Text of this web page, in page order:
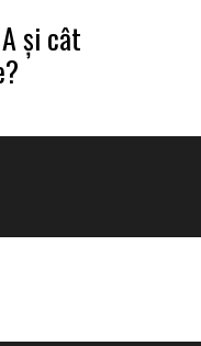
şi cât